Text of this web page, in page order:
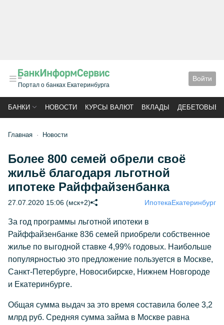
Портал о банках Екатеринбурга
Войти
БАНКИ НОВОСТИ КУРСЫ ВАЛЮТ ВКЛАДЫ ДЕБЕТОВЫЕ
Главная Новости
Более 800 семей обрели своё
жильё благодаря льготной
ипотеке Райффайзенбанка
27.07.2020 15:06 (мск+2) ИпотекаЕкатеринбург
За год программы льготной ипотеки в
Райффайзенбанке 836 семей приобрели собственное
жилье по выгодной ставке 4,99% годовых. Наибольше
популярностью это предложение пользуется в Москве,
Санкт-Петербурге, Новосибирске, Нижнем Новгороде
и Екатеринбурге.
Общая сумма выдач за это время составила более 3,2
млрд руб. Средняя сумма займа в Москве равна